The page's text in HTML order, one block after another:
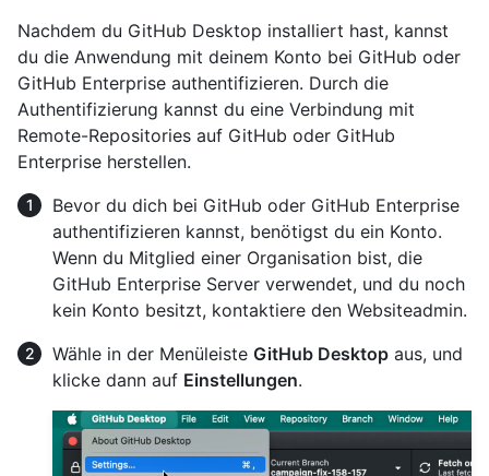
Nachdem du GitHub Desktop installiert hast, kannst
du die Anwendung mit deinem Konto bei GitHub oder
GitHub Enterprise authentifizieren. Durch die
Authentifizierung kannst du eine Verbindung mit
Remote-Repositories auf GitHub oder GitHub
Enterprise herstellen.
Bevor du dich bei GitHub oder GitHub Enterprise
authentifizieren kannst, benötigst du ein Konto.
Wenn du Mitglied einer Organisation bist, die
GitHub Enterprise Server verwendet, und du noch
kein Konto besitzt, kontaktiere den Websiteadmin.
Wähle in der Menüleiste GitHub Desktop aus, und
klicke dann auf Einstellungen.